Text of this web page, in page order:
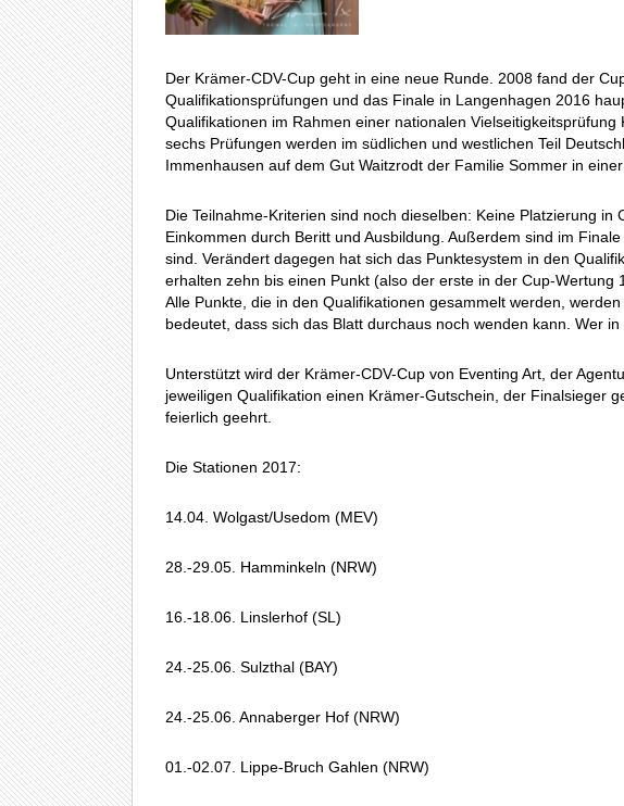
Der Krämer-CDV-Cup geht in eine neue Runde. 2008 fand der
Qualifikationsprüfungen und das Finale in Langenhagen 2016
Qualifikationen im Rahmen einer nationalen
sechs Prüfungen werden im südlichen und westlichen Teil
Immenhausen auf dem Gut Waitzrodt der Familie Sommer in
Die Teilnahme-Kriterien sind noch dieselben: Keine Platzierung
Einkommen durch Beritt und Ausbildung. Außerdem sind im
sind. Verändert dagegen hat sich das Punktesystem in den
erhalten zehn bis einen Punkt (also der erste in der Cup-
Alle Punkte, die in den Qualifikationen gesammelt werden,
bedeutet, dass sich das Blatt durchaus noch wenden kann. Wer
Unterstützt wird der Krämer-CDV-Cup von Eventing Art, der
jeweiligen Qualifikation einen Krämer-Gutschein, der Finalsieger
feierlich geehrt.
Die Stationen 2017:
14.04. Wolgast/Usedom (MEV)
28.-29.05. Hamminkeln (NRW)
16.-18.06. Linslerhof (SL)
24.-25.06. Sulzthal (BAY)
24.-25.06. Annaberger Hof (NRW)
01.-02.07. Lippe-Bruch Gahlen (NRW)